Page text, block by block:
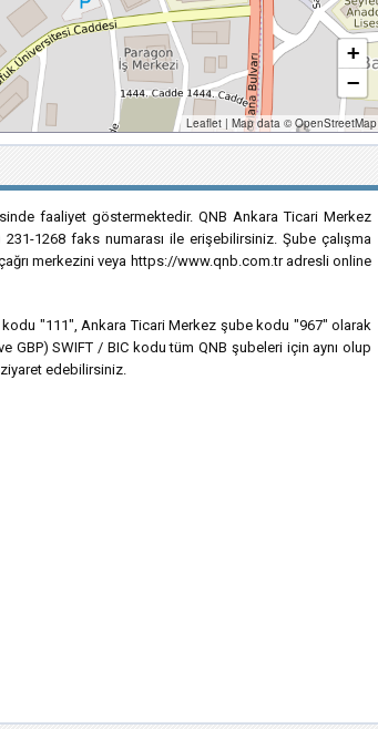
+
−
Leaflet | Map data © OpenStreetMap
faaliyet göstermektedir. QNB Ankara Ticari Merkez
1268 faks numarası ile erişebilirsiniz. Şube çalışma
merkezini veya https://www.qnb.com.tr adresli online
"111", Ankara Ticari Merkez şube kodu "967" olarak
GBP) SWIFT / BIC kodu tüm QNB şubeleri için aynı olup
edebilirsiniz.